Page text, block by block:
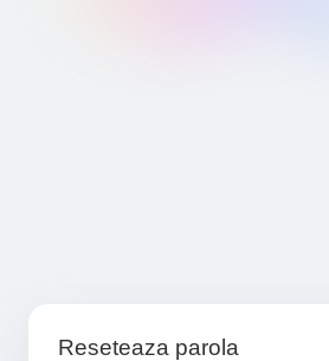
Reseteaza parola